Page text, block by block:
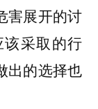
害展开的讨
采取的行
出的选择也